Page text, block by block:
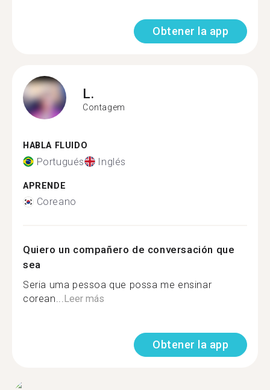
Obtener la app
L.
Contagem
HABLA FLUIDO
Portugués Inglés
APRENDE
Coreano
Quiero un compañero de conversación que
sea
Seria uma pessoa que possa me ensinar
corean...Leer más
Obtener la app